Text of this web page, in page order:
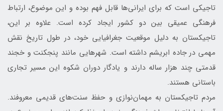
تاجیکی است که برای ایرانی‌ها قابل فهم بوده و این موضوع، ارتباط
فرهنگی عمیقی بین دو کشور ایجاد کرده است. علاوه بر این،
تاجیکستان به دلیل موقعیت جغرافیایی خود، در طول تاریخ نقش
مهمی در جاده ابریشم داشته است. شهرهایی مانند پنجکنت و خجند
قدمتی چند هزار ساله دارند و یادگار دوران شکوه این مسیر تجاری
باستانی هستند.
مردم تاجیکستان به مهمان‌نوازی و حفظ سنت‌های قدیمی معروفند.